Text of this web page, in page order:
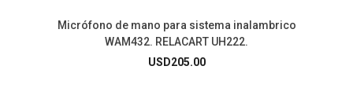
Micrófono de mano para sistema inalambrico
WAM432. RELACART UH222.
USD205.00